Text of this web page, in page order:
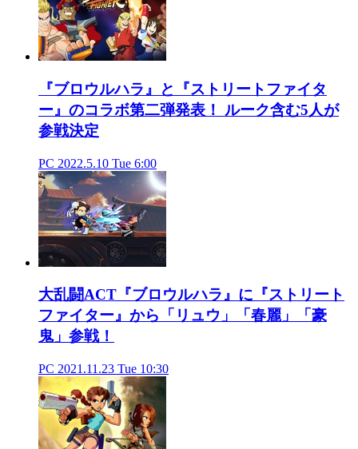
『ブロウルハラ』と『ストリートファイタ
ー』のコラボ第二弾発表！ ルーク含む5人が
参戦決定
PC 2022.5.10 Tue 6:00
大乱闘ACT『ブロウルハラ』に『ストリート
ファイター』から「リュウ」「春麗」「豪
鬼」参戦！
PC 2021.11.23 Tue 10:30